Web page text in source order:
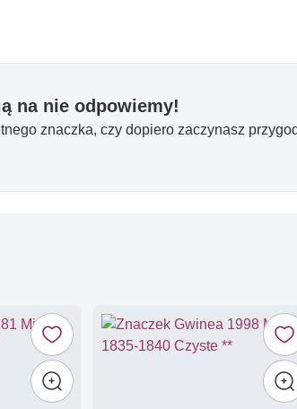
na nie odpowiemy!
znaczka, czy dopiero zaczynasz